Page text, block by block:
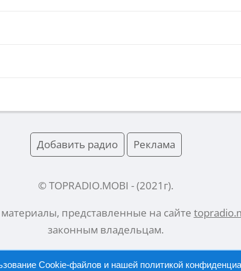
Добавить радио Реклама
© TOPRADIO.MOBI - (2021 г).
представленные на сайте
законным владельцам.
Cookie-файлов и нашей политикой